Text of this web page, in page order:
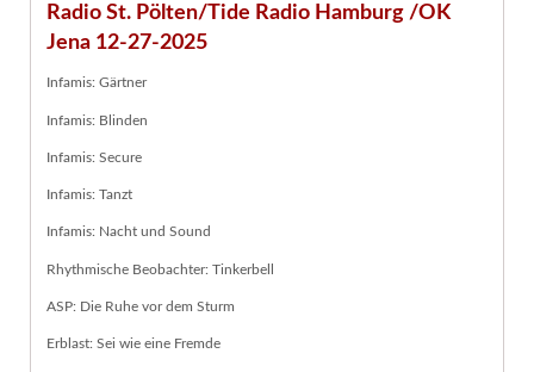
Radio St. Pölten/Tide Radio Hamburg /OK
Jena 12-27-2025
Infamis: Gärtner
Infamis: Blinden
Infamis: Secure
Infamis: Tanzt
Infamis: Nacht und Sound
Rhythmische Beobachter: Tinkerbell
ASP: Die Ruhe vor dem Sturm
Erblast: Sei wie eine Fremde